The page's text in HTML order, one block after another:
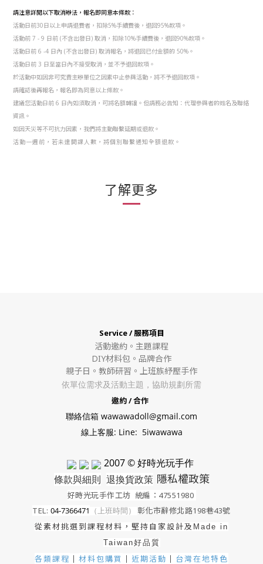
請注意詳閱以下取消辦法，報名即同意本條款：
活動日前30日以上申請退費者，扣除5%手續費後，退回95%款項。
活動前 7 - 9 日前 (不含出發日) 取消，扣除10%手續費後，退回90%款項。
活動日前 6 -4 日內 (不含出發日) 取消報名，將退回已付金額的 50%。
活動日前 3 日至當日內不接受取消，並不予退回款項。
於活動中如因非可究責主辦單位之因素中止參與活動，將不予退回款項。
請確認後再報名，報名即為同意以上條款。
建議您活動日前 6 日內如須取消，可將名額轉讓。但請務必告知：代理參與者的姓名及聯絡
資訊。
如因天災等不可抗力因素，我們將主動聯繫延期或退款。
活動一週前，若未達開課人數，將個別聯繫通知全額退款。
了解更多
Service / 服務項目
活動邀約。 主題課程
DIY材料包。 品牌合作
親子日。教師研習。上班族紓壓手作
依單位需求及活動主題，協助規劃所需
邀約 / 合作
聯絡信箱 wawawadoll@gmail.com
線上客服: Line: 5iwawawa
2007 © 好時光玩手作
條款與細則 退換貨政策 隱私權政策
好時光玩手作工坊 統編：47551980
TEL: 04-7366471 （上班時間） 彰化市辭修北路198巷43號
從素材挑選到課程材料，堅持自家設計及 Made in
Taiwan好品質
各類課程 ｜ 材料包購買 ｜ 近期活動 ｜ 台灣在地特色